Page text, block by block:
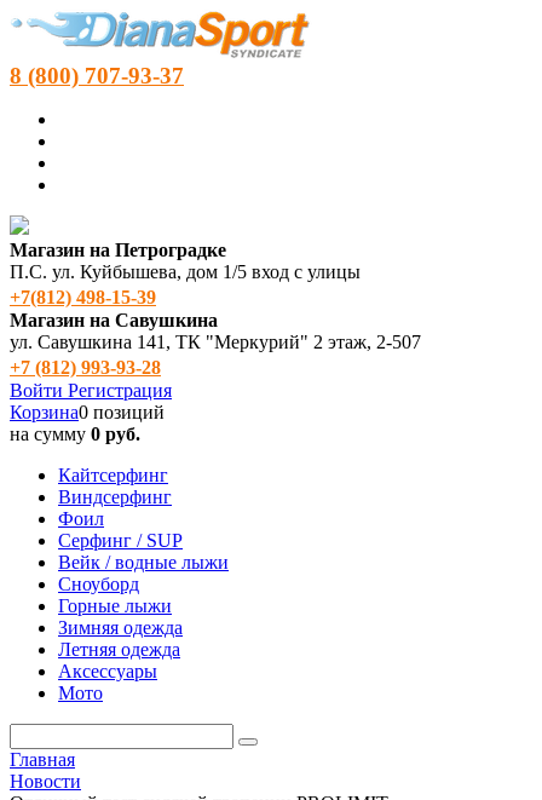
8 (800) 707-93-37
Магазин на Петроградке
П.С. ул. Куйбышева, дом 1/5 вход с улицы
+7(812) 498‑15-39
Магазин на Савушкина
ул. Савушкина 141, ТК "Меркурий" 2 этаж, 2-507
+7 (812) 993-93-28
Войти Регистрация
Корзина0 позиций
на сумму 0 руб.
Кайтсерфинг
Виндсерфинг
Фоил
Серфинг / SUP
Вейк / водные лыжи
Сноуборд
Горные лыжи
Зимняя одежда
Летняя одежда
Аксессуары
Мото
Главная
Новости